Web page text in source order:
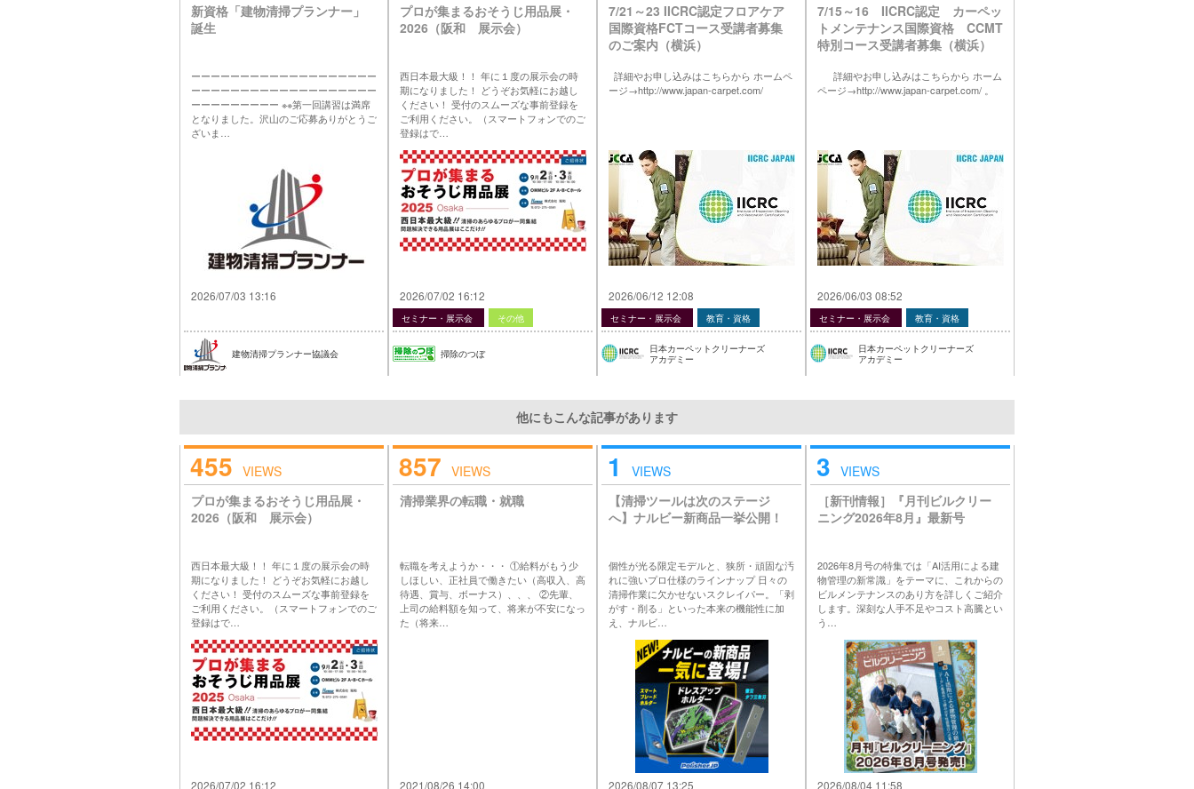
新資格「建物清掃プランナー」
誕生
ーーーーーーーーーーーーーーーーーーー
ーーーーーーーーーーーーーーーーーーー
ーーーーーーーーー ※※第一回講習は満席
となりました。沢山のご応募ありがとうご
ざいま…
2026/07/03 13:16
建物清掃プランナー協議会
プロが集まるおそうじ用品展・
2026（阪和 展示会）
西日本最大級！！ 年に１度の展示会の時
期になりました！ どうぞお気軽にお越し
ください！ 受付のスムーズな事前登録を
ご利用ください。（スマートフォンでのご
登録はで…
2026/07/02 16:12
セミナー・展示会 その他
掃除のつぼ
7/21～23 IICRC認定フロアケア
国際資格FCTコース受講者募集
のご案内（横浜）
詳細やお申し込みはこちらから ホームペ
ージ→http://www.japan-carpet.com/
2026/06/12 12:08
セミナー・展示会 教育・資格
日本カーペットクリーナーズ
アカデミー
7/15～16 IICRC認定 カーペッ
トメンテナンス国際資格 CCMT
特別コース受講者募集（横浜）
詳細やお申し込みはこちらから ホーム
ページ→http://www.japan-carpet.com/ 。
2026/06/03 08:52
セミナー・展示会 教育・資格
日本カーペットクリーナーズ
アカデミー
他にもこんな記事があります
455 VIEWS
プロが集まるおそうじ用品展・
2026（阪和 展示会）
西日本最大級！！ 年に１度の展示会の時
期になりました！ どうぞお気軽にお越し
ください！ 受付のスムーズな事前登録を
ご利用ください。（スマートフォンでのご
登録はで…
2026/07/02 16:12
857 VIEWS
清掃業界の転職・就職
転職を考えようか・・・ ①給料がもう少
しほしい、正社員で働きたい（高収入、高
待遇、賞与、ボーナス）、、、 ②先輩、
上司の給料額を知って、将来が不安になっ
た（将来…
2021/08/26 14:00
1
VIEWS
【清掃ツールは次のステージ
へ】ナルビー新商品一挙公開！
個性が光る限定モデルと、狭所・頑固な汚
れに強いプロ仕様のラインナップ 日々の
清掃作業に欠かせないスクレイパー。「剥
がす・削る」といった本来の機能性に加
え、ナルビ…
2026/08/07 13:25
3 VIEWS
［新刊情報］『月刊ビルクリー
ニング2026年8月』最新号
2026年8月号の特集では「AI活用による建
物管理の新常識」をテーマに、これからの
ビルメンテナンスのあり方を詳しくご紹介
します。深刻な人手不足やコスト高騰とい
う…
2026/08/04 11:58